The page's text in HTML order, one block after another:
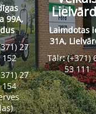
99A,
27
152
27
154
Laimdotas
31A,
Tālr:(+371)
53 111